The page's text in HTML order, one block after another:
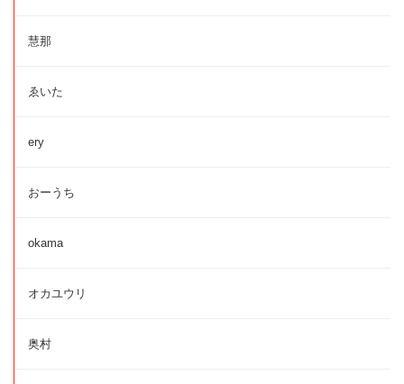
慧那
ゑいた
ery
おーうち
okama
オカユウリ
奥村